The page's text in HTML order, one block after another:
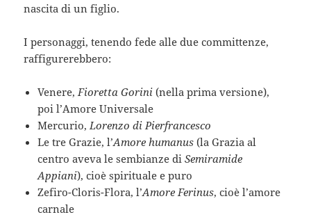
nascita di un figlio.
I personaggi, tenendo fede alle due committenze,
raffigurerebbero:
Venere,Fioretta Gorini (nella prima versione),
poi l’Amore Universale
Mercurio,Lorenzo di Pierfrancesco
Le tre Grazie, l’Amore humanus (la Grazia al
centro aveva le sembianze diSemiramide
Appiani), cioè spirituale e puro
Zefiro-Cloris-Flora, l’Amore Ferinus, cioè l’amore
carnale